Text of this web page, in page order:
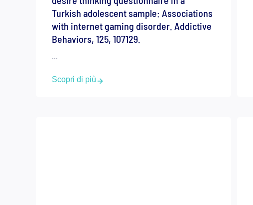
Turkish adolescent sample: Associations
with internet gaming disorder. Addictive
Behaviors, 125, 107129.
...
Scopri di più